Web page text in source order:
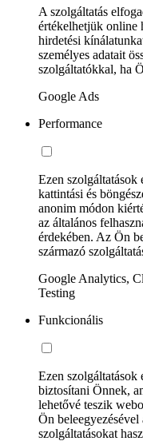
A szolgáltatás
értékelhetjük online
hirdetési
személyes adatait
szolgáltatókkal, ha
Google Ads
Performance
Ezen
kattintási és
anonim módon
az általános
érdekében. Az Ön
származó
Google Analytics,
Testing
Funkcionális
Ezen
biztosítani Önnek,
lehetővé teszik
Ön
szolgáltatásokat